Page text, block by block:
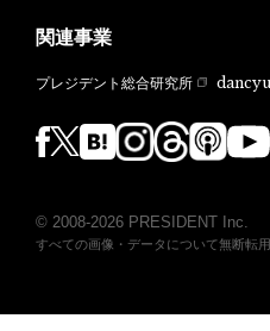
関連事業
プレジデント総合研究所 dancyu
© 2008-2026 PRESIDENT Inc.
すべての画像・データについて無断転